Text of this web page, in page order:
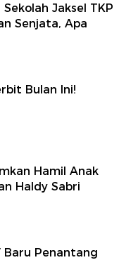
Jaksel TKP
Senjata, Apa
Bulan Ini!
Hamil Anak
Haldy Sabri
Baru Penantang